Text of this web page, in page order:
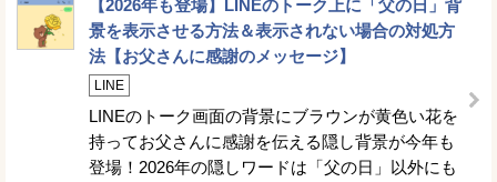
【2026年も登場】LINEのトーク上に「父の日」背
景を表示させる方法＆表示されない場合の対処方
法【お父さんに感謝のメッセージ】
LINE
LINEのトーク画面の背景にブラウンが黄色い花を
持ってお父さんに感謝を伝える隠し背景が今年も
登場！2026年の隠しワードは「父の日」以外にも